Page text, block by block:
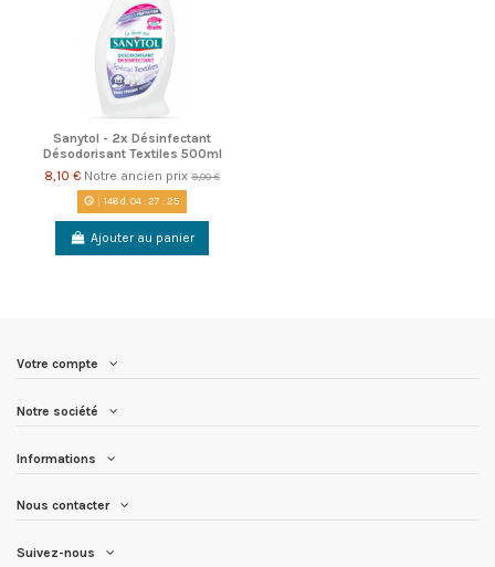
Sanytol - 2x Désinfectant
Désodorisant Textiles 500ml
8,10 € Notre ancien prix 9,00 €
146d.04:27 :24
Ajouter au panier
Votre compte
Notre société
Informations
Nous contacter
Suivez-nous